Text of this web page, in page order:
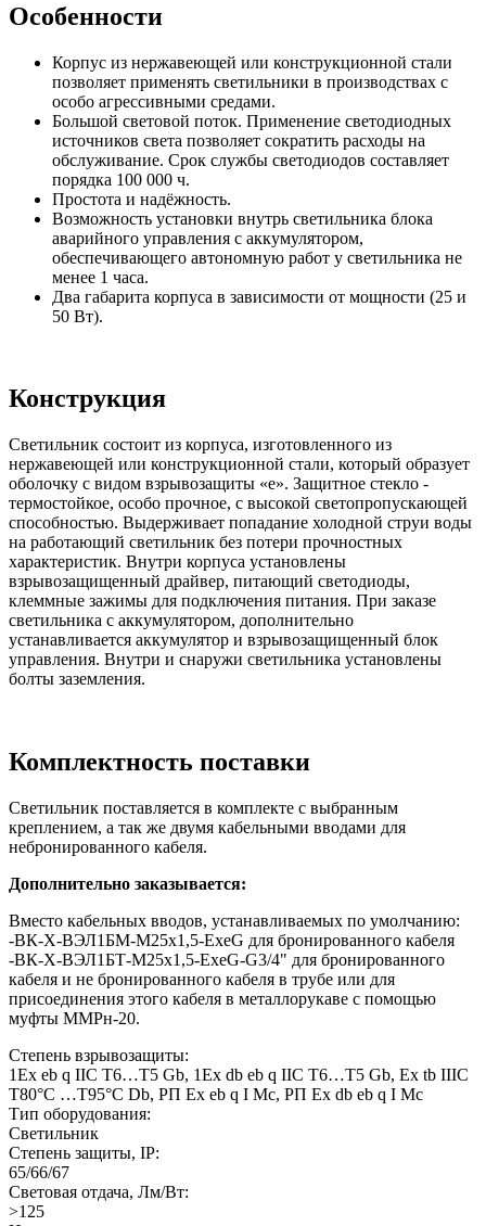
Особенности
Корпус из нержавеющей или конструкционной стали
позволяет применять светильники в производствах с
особо агрессивными средами.
Большой световой поток. Применение светодиодных
источников света позволяет сократить расходы на
обслуживание. Срок службы светодиодов составляет
порядка 100 000 ч.
Простота и надёжность.
Возможность установки внутрь светильника блока
аварийного управления с аккумулятором,
обеспечивающего автономную работ у светильника не
менее 1 часа.
Два габарита корпуса в зависимости от мощности (25 и
50 Вт).
Конструкция
Светильник состоит из корпуса, изготовленного из
нержавеющей или конструкционной стали, который образует
оболочку с видом взрывозащиты «е». Защитное стекло -
термостойкое, особо прочное, с высокой светопропускающей
способностью. Выдерживает попадание холодной струи воды
на работающий светильник без потери прочностных
характеристик. Внутри корпуса установлены
взрывозащищенный драйвер, питающий светодиоды,
клеммные зажимы для подключения питания. При заказе
светильника с аккумулятором, дополнительно
устанавливается аккумулятор и взрывозащищенный блок
управления. Внутри и снаружи светильника установлены
болты заземления.
Комплектность поставки
Светильник поставляется в комплекте с выбранным
креплением, а так же двумя кабельными вводами для
небронированного кабеля.
Дополнительно заказывается:
Вместо кабельных вводов, устанавливаемых по умолчанию:
-ВК-Х-ВЭЛ1БМ-М25х1,5-ExeG для бронированного кабеля
-ВК-Х-ВЭЛ1БТ-М25х1,5-ExeG-G3/4" для бронированного
кабеля и не бронированного кабеля в трубе или для
присоединения этого кабеля в металлорукаве с помощью
муфты ММРн-20.
Степень взрывозащиты:
1Ex eb q IIС T6…T5 Gb, 1Ex db еb q IIC T6…Т5 Gb, Ex tb IIIC
T80°C …T95°C Db, РП Ex eb q I Mc, РП Ex db eb q I Mc
Тип оборудования:
Светильник
Степень защиты, IP:
65/66/67
Световая отдача, Лм/Вт:
>125